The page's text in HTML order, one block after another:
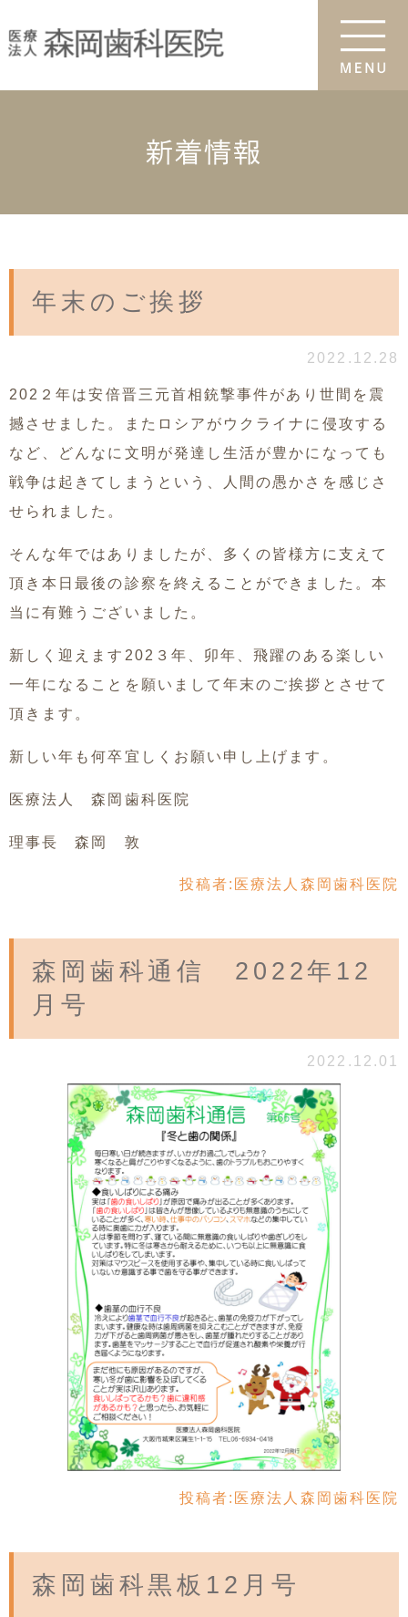
新着情報
年末のご挨拶
2022.12.28
202２年は安倍晋三元首相銃撃事件があり世間を震
撼させました。またロシアがウクライナに侵攻する
など、どんなに文明が発達し生活が豊かになっても
戦争は起きてしまうという、人間の愚かさを感じさ
せられました。
そんな年ではありましたが、多くの皆様方に支えて
頂き本日最後の診察を終えることができました。本
当に有難うございました。
新しく迎えます202３年、卯年、飛躍のある楽しい
一年になることを願いまして年末のご挨拶とさせて
頂きます。
新しい年も何卒宜しくお願い申し上げます。
医療法人 森岡歯科医院
理事長 森岡 敦
投稿者: 医療法人森岡歯科医院
森岡歯科通信 2022年12
月号
2022.12.01
投稿者: 医療法人森岡歯科医院
森岡歯科黒板12月号